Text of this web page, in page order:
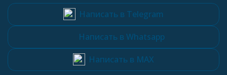
Написать в Telegram
Написать в Whatsapp
Написать в MAX